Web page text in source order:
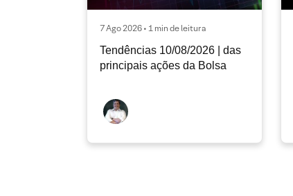
7 Ago 2026 • 1 min de leitura
Tendências 10/08/2026 | das
principais ações da Bolsa